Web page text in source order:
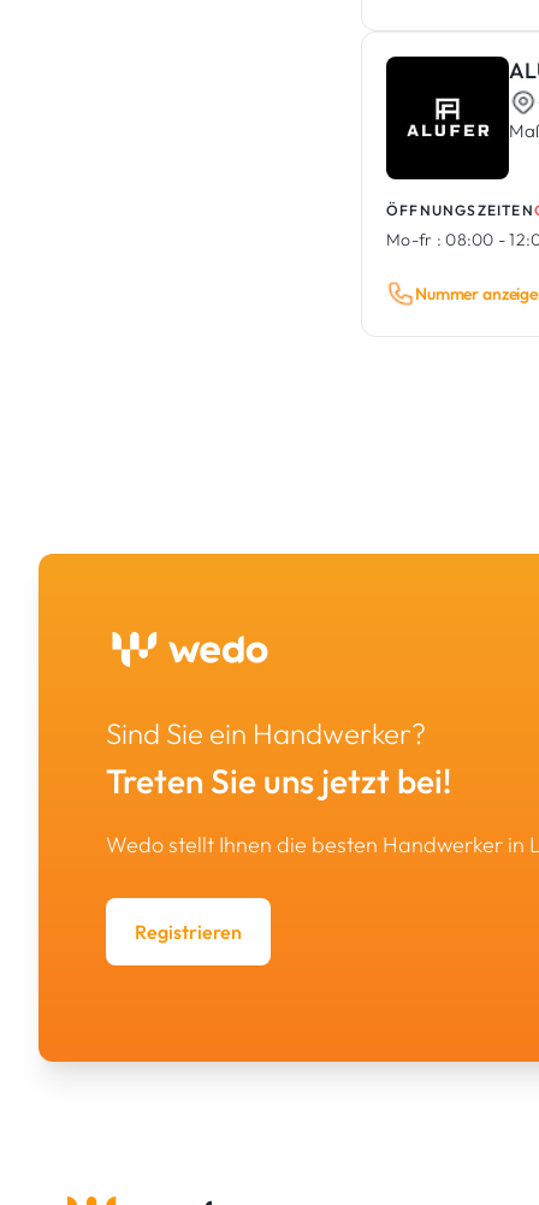
ÖFFNUNGSZEITEN
Mo-fr : 08:00 -
Nummer
Sind Sie ein Handwerker?
Treten Sie uns jetzt bei!
Wedo stellt Ihnen die besten Handwerker in
Registrieren